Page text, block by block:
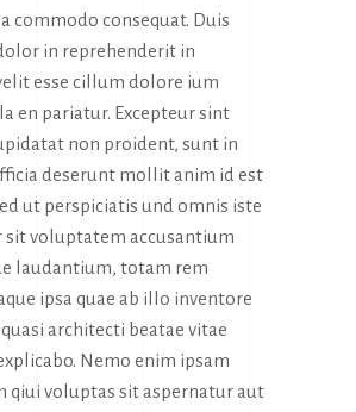
commodo consequat. Duis
in reprehenderit in
esse cillum dolore ium
en pariatur. Excepteur sint
non proident, sunt in
deserunt mollit anim id est
ut perspiciatis und omnis iste
sit voluptatem accusantium
laudantium, totam rem
ipsa quae ab illo inventore
architecti beatae vitae
Nemo enim ipsam
qiui voluptas sit aspernatur aut